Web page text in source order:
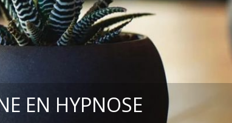
EN HYPNOSE